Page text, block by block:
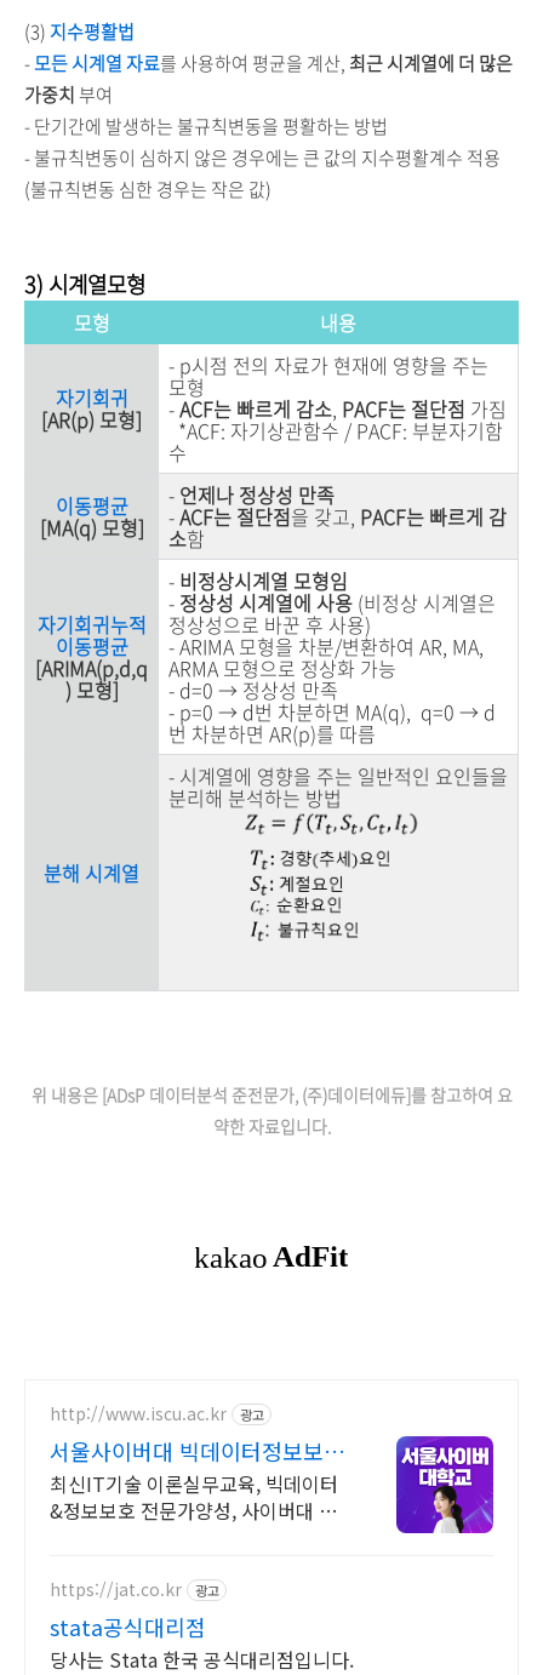
(3) 지수평활법
-모든 시계열 자료를 사용하여 평균을 계산, 최근 시계열에 더 많은
가중치부여
- 단기간에 발생하는 불규칙변동을 평활하는 방법
- 불규칙변동이 심하지 않은 경우에는 큰 값의 지수평활계수 적용
(불규칙변동 심한 경우는 작은 값)
3) 시계열모형
모형 내용
자기회귀
[AR(p) 모형]
- p시점 전의 자료가 현재에 영향을 주는
모형
-ACF는 빠르게 감소, PACF는 절단점 가짐
*ACF: 자기상관함수 / PACF: 부분자기함
수
이동평균
[MA(q) 모형]
- 언제나 정상성 만족
-ACF는 절단점을 갖고, PACF는 빠르게 감
소함
자기회귀누적
이동평균
[ARIMA(p,d,q
) 모형]
- 비정상시계열 모형임
- 정상성 시계열에 사용 (비정상 시계열은
정상성으로 바꾼 후 사용)
- ARIMA 모형을 차분/변환하여 AR, MA,
ARMA 모형으로 정상화 가능
- d=0 → 정상성 만족
- p=0 → d번 차분하면 MA(q), q=0 → d
번 차분하면 AR(p)를 따름
분해 시계열
- 시계열에 영향을 주는 일반적인 요인들을
분리해 분석하는 방법
위 내용은 [ADsP 데이터분석 준전문가, (주)데이터에듀]를 참고하여 요
약한 자료입니다.
http://www.iscu.ac.kr 광고
서울사이버대 빅데이터정보보호
2026 가을학기 신편입생
최신IT기술 이론실무교육, 빅데이터
&정보보호 전문가양성, 사이버대 신
https://jat.co.kr 광고
stata공식대리점
당사는 Stata 한국 공식대리점입니다.